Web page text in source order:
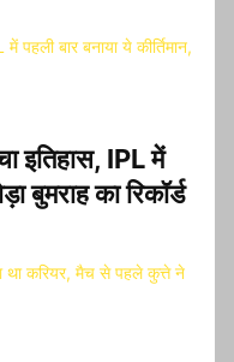
इतिहास, IPL में
बुमराह का रिकॉर्ड